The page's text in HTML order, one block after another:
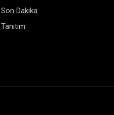
Son Dakika
Tanıtım